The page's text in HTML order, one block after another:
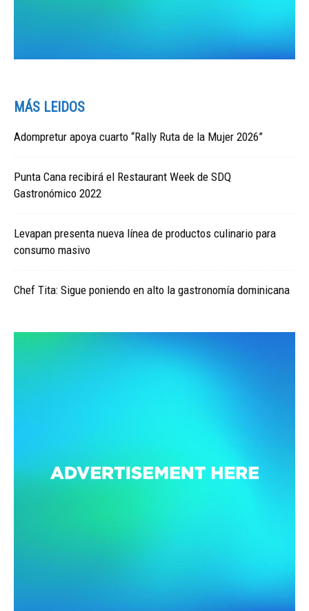
MÁS LEIDOS
Adompretur apoya cuarto “Rally Ruta de la Mujer 2026”
Punta Cana recibirá el Restaurant Week de SDQ
Gastronómico 2022
Levapan presenta nueva línea de productos culinario para
consumo masivo
Chef Tita: Sigue poniendo en alto la gastronomía dominicana